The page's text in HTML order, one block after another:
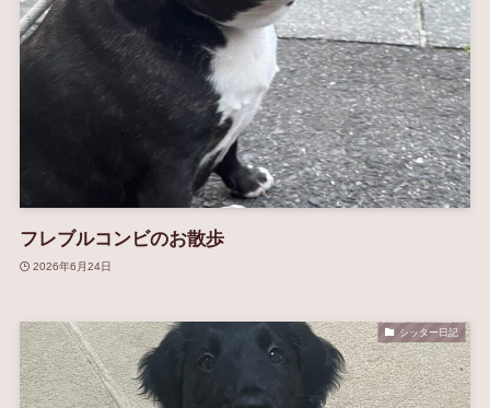
フレブルコンビのお散歩
2026年6月24日
シッター日記